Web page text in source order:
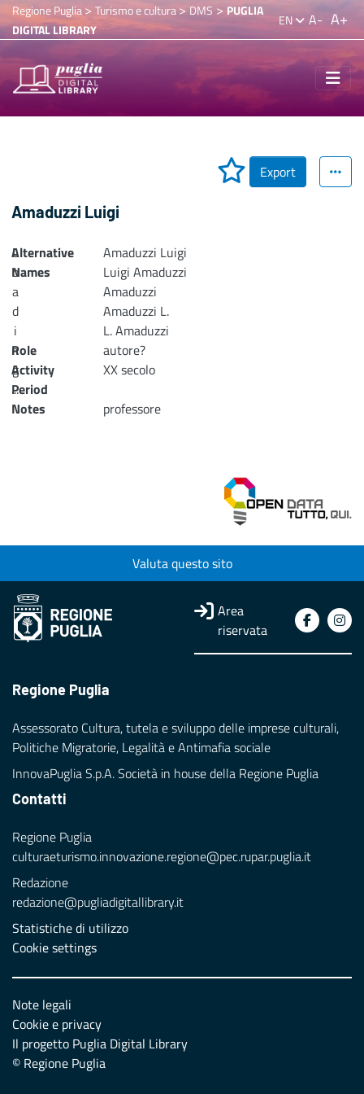
Regione Puglia> Turismo e cultura>DMS > PUGLIA
DIGITAL LIBRARY
EN A- A+
Export
Amaduzzi Luigi
L
o
a
d
i
n
g
...
Loading...
Alternative
Names
Amaduzzi Luigi
Luigi Amaduzzi
Amaduzzi
Amaduzzi L.
L. Amaduzzi
Role
autore?
Activity
Period
XX secolo
Notes
professore
Valuta questo sito
Area
riservata
Regione Puglia
Assessorato Cultura, tutela e sviluppo delle imprese culturali,
Politiche Migratorie, Legalità e Antimafia sociale
InnovaPuglia S.p.A. Società in house della Regione Puglia
Contatti
Regione Puglia
culturaeturismo.innovazione.regione@pec.rupar.puglia.it
Redazione
redazione@pugliadigitallibrary.it
Statistiche di utilizzo
Cookie settings
Note legali
Cookie e privacy
Il progetto Puglia Digital Library
© Regione Puglia